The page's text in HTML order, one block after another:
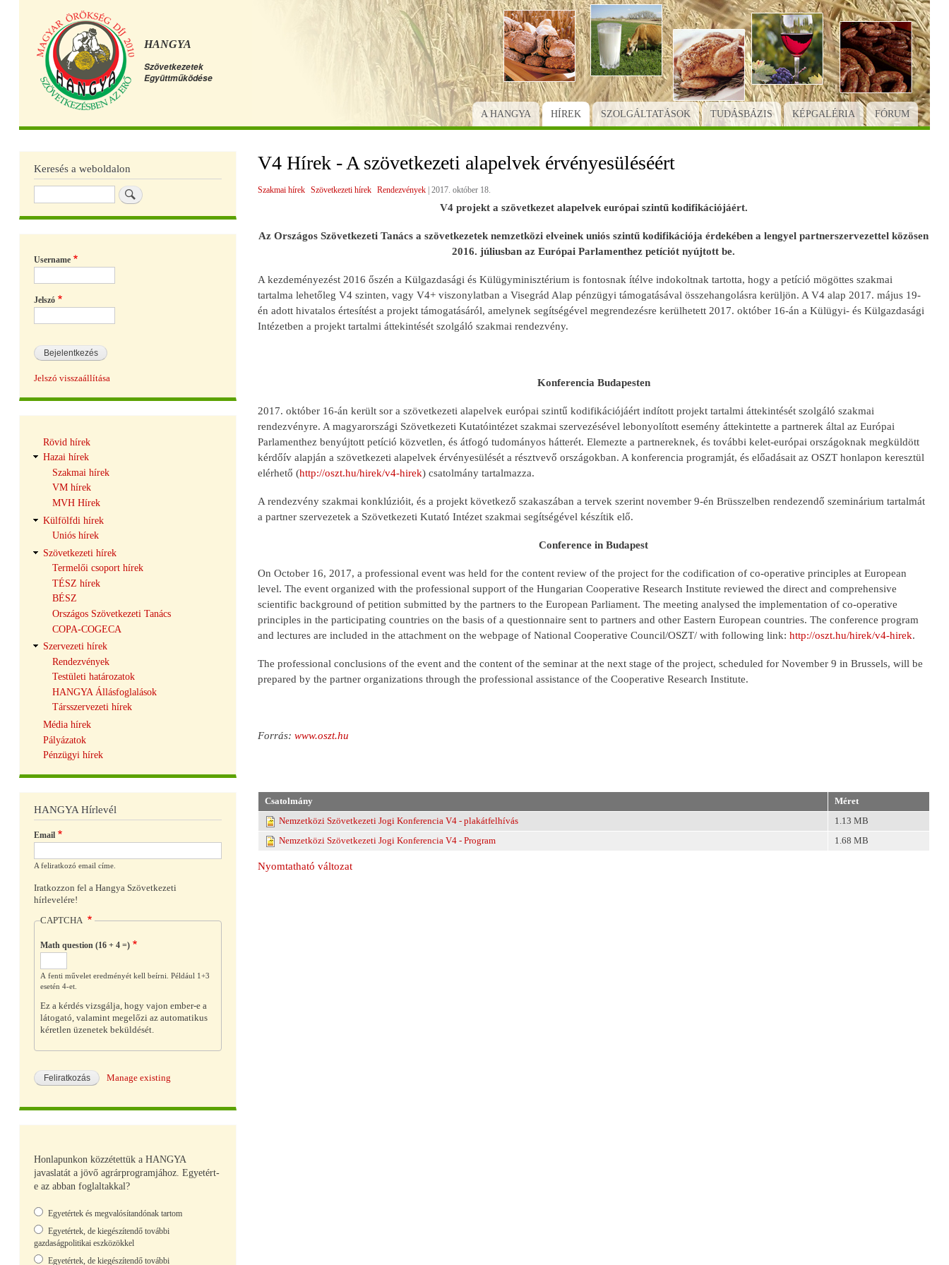
Ugrás
a
tartalomra
HANGYA
Szövetkezetek
Együttműködése
Főmenü
A HANGYA HÍREK SZOLGÁLTATÁSOK TUDÁSBÁZIS KÉPGALÉRIA FÓRUM
V4 Hírek - A szövetkezeti alapelvek érvényesüléséért
Szakmai hírek Szövetkezeti hírek Rendezvények 2017. október 18.
V4 projekt a szövetkezet alapelvek európai szintű kodifikációjáért.
Az Országos Szövetkezeti Tanács a szövetkezetek nemzetközi elveinek uniós szintű kodifikációja érdekében a lengyel partnerszervezettel közösen
2016. júliusban az Európai Parlamenthez petíciót nyújtott be.
A kezdeményezést 2016 őszén a Külgazdasági és Külügyminisztérium is fontosnak ítélve indokoltnak tartotta, hogy a petíció mögöttes szakmai
tartalma lehetőleg V4 szinten, vagy V4+ viszonylatban a Visegrád Alap pénzügyi támogatásával összehangolásra kerüljön. A V4 alap 2017. május 19-
én adott hivatalos értesítést a projekt támogatásáról, amelynek segítségével megrendezésre kerülhetett 2017. október 16-án a Külügyi- és Külgazdasági
Intézetben a projekt tartalmi áttekintését szolgáló szakmai rendezvény.
Konferencia Budapesten
2017. október 16-án került sor a szövetkezeti alapelvek európai szintű kodifikációjáért indított projekt tartalmi áttekintését szolgáló szakmai
rendezvényre. A magyarországi Szövetkezeti Kutatóintézet szakmai szervezésével lebonyolított esemény áttekintette a partnerek által az Európai
Parlamenthez benyújtott petíció közvetlen, és átfogó tudományos hátterét. Elemezte a partnereknek, és további kelet-európai országoknak megküldött
kérdőív alapján a szövetkezeti alapelvek érvényesülését a résztvevő országokban. A konferencia programját, és előadásait az OSZT honlapon keresztül
elérhető (http://oszt.hu/hirek/v4-hirek) csatolmány tartalmazza.
A rendezvény szakmai konklúzióit, és a projekt következő szakaszában a tervek szerint november 9-én Brüsszelben rendezendő szeminárium tartalmát
a partner szervezetek a Szövetkezeti Kutató Intézet szakmai segítségével készítik elő.
Conference in Budapest
On October 16, 2017, a professional event was held for the content review of the project for the codification of co-operative principles at European
level. The event organized with the professional support of the Hungarian Cooperative Research Institute reviewed the direct and comprehensive
scientific background of petition submitted by the partners to the European Parliament. The meeting analysed the implementation of co-operative
principles in the participating countries on the basis of a questionnaire sent to partners and other Eastern European countries. The conference program
and lectures are included in the attachment on the webpage of National Cooperative Council/OSZT/ with following link: http://oszt.hu/hirek/v4-hirek.
The professional conclusions of the event and the content of the seminar at the next stage of the project, scheduled for November 9 in Brussels, will be
prepared by the partner organizations through the professional assistance of the Cooperative Research Institute.
Forrás: www.oszt.hu
Csatolmány
Méret
Nemzetközi Szövetkezeti Jogi Konferencia V4 - plakátfelhívás
1.13 MB
Nemzetközi Szövetkezeti Jogi Konferencia V4 - Program
1.68 MB
Nyomtatható változat
Keresés a weboldalon
Username
Jelszó
Jelszó visszaállítása
navigáció
Rövid hírek
Hazai hírek
Szakmai hírek
VM hírek
MVH Hírek
Külfölfdi hírek
Uniós hírek
Szövetkezeti hírek
Termelői csoport hírek
TÉSZ hírek
BÉSZ
Országos Szövetkezeti Tanács
COPA-COGECA
Szervezeti hírek
Rendezvények
Testületi határozatok
HANGYA Állásfoglalások
Társszervezeti hírek
Média hírek
Pályázatok
Pénzügyi hírek
HANGYA Hírlevél
Email
A feliratkozó email címe.
Iratkozzon fel a Hangya Szövetkezeti
hírlevelére!
CAPTCHA
Math question (16 + 4 =)
A fenti művelet eredményét kell beírni. Például 1+3
esetén 4-et.
Ez a kérdés vizsgálja, hogy vajon ember-e a
látogató, valamint megelőzi az automatikus
kéretlen üzenetek beküldését.
Manage existing
Honlapunkon közzétettük a HANGYA
javaslatát a jövő agrárprogramjához. Egyetért-
e az abban foglaltakkal?
Választások
Egyetértek és megvalósítandónak tartom
Egyetértek, de kiegészítendő további
gazdaságpolitikai eszközökkel
Egyetértek, de kiegészítendő további